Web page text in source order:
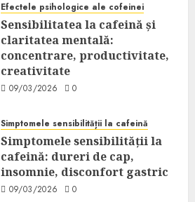
Efectele psihologice ale cofeinei
Sensibilitatea la cafeină și
claritatea mentală:
concentrare, productivitate,
creativitate
09/03/2026 0
Simptomele sensibilității la cafeină
Simptomele sensibilității la
cafeină: dureri de cap,
insomnie, disconfort gastric
09/03/2026 0